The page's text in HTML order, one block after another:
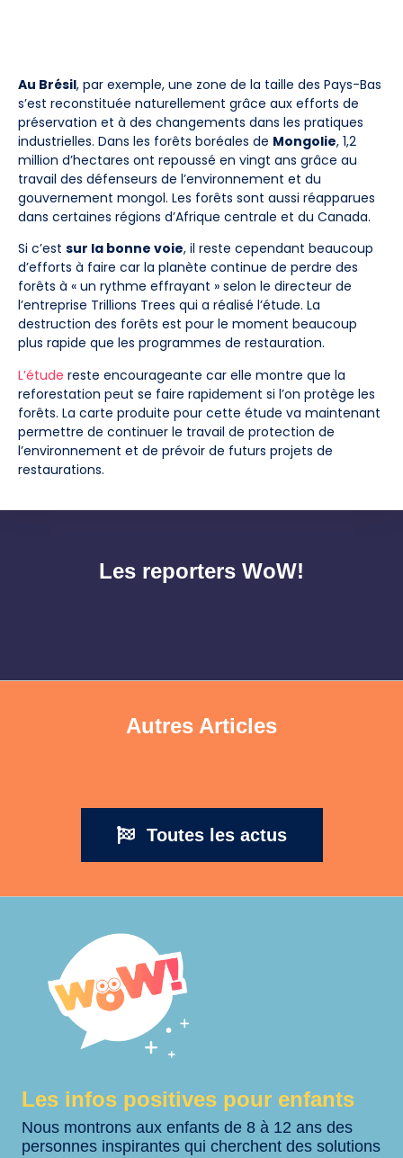
Au Brésil, par exemple, une zone de la taille des Pays-Bas
s’est reconstituée naturellement grâce aux efforts de
préservation et à des changements dans les pratiques
industrielles. Dans les forêts boréales de Mongolie, 1,2
million d’hectares ont repoussé en vingt ans grâce au
travail des défenseurs de l’environnement et du
gouvernement mongol. Les forêts sont aussi réapparues
dans certaines régions d’Afrique centrale et du Canada.
Si c’est sur la bonne voie, il reste cependant beaucoup
d’efforts à faire car la planète continue de perdre des
forêts à « un rythme effrayant » selon le directeur de
l’entreprise Trillions Trees qui a réalisé l’étude. La
destruction des forêts est pour le moment beaucoup
plus rapide que les programmes de restauration.
L’étude reste encourageante car elle montre que la
reforestation peut se faire rapidement si l’on protège les
forêts. La carte produite pour cette étude va maintenant
permettre de continuer le travail de protection de
l’environnement et de prévoir de futurs projets de
restaurations.
Les reporters WoW!
Autres Articles
Toutes les actus
Les infos positives pour enfants
Nous montrons aux enfants de 8 à 12 ans des
personnes inspirantes qui cherchent des solutions